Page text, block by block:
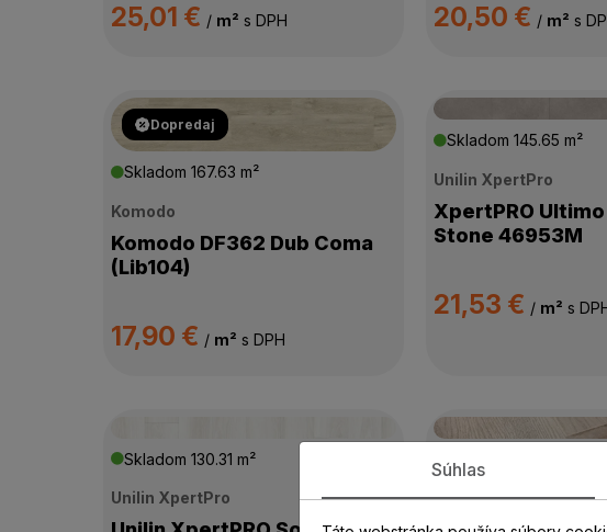
SPÔSOB POKLÁDKY
25,01 € / m² s DPH 20,50 € / m² s
Dopredaj
Skladom167.63 m²
Komodo
Komodo DF362 Dub Coma
(Lib104)
17,90 € / m² s DPH
Skladom145.65 m²
Unilin XpertPro
XpertPRO
Stone 46953M
21,53 € / m² s
Skladom130.31 m²
Unilin XpertPro
Skladom
Arbiton
Súhlas